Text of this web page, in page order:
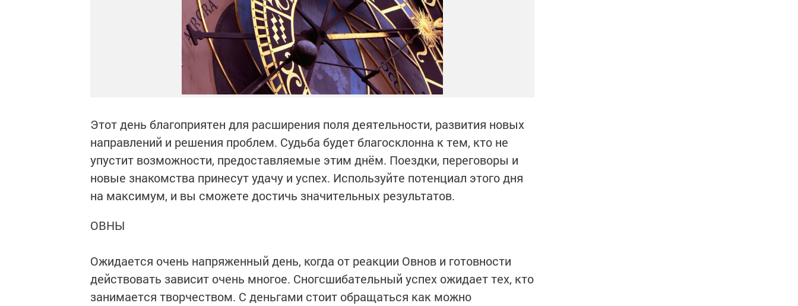
Этот день благоприятен для расширения поля деятельности, развития новых
направлений и решения проблем. Судьба будет благосклонна к тем, кто не
упустит возможности, предоставляемые этим днём. Поездки, переговоры и
новые знакомства принесут удачу и успех. Используйте потенциал этого дня
на максимум, и вы сможете достичь значительных результатов.
ОВНЫ
Ожидается очень напряженный день, когда от реакции Овнов и готовности
действовать зависит очень многое. Сногсшибательный успех ожидает тех, кто
занимается творчеством. С деньгами стоит обращаться как можно